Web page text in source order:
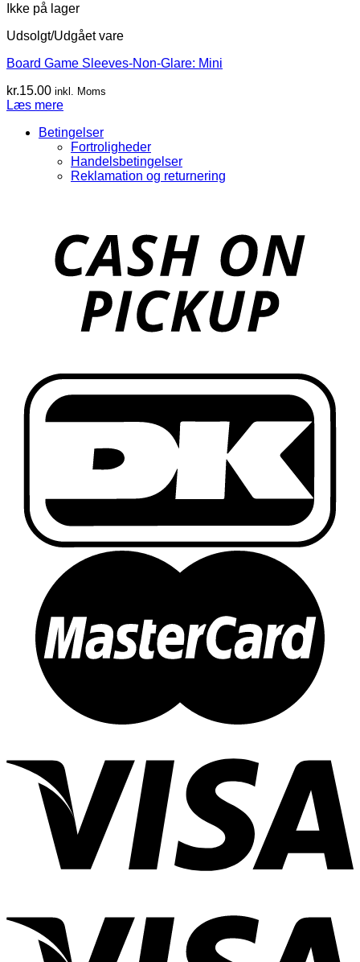
Ikke på lager
Udsolgt/Udgået vare
Board Game Sleeves-Non-Glare: Mini
kr.15.00 inkl. Moms
Læs mere
Betingelser
Fortroligheder
Handelsbetingelser
Reklamation og returnering